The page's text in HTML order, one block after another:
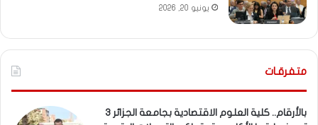
يونيو 20, 2026
متفرقـات
بالأرقام.. كلية العلوم الاقتصادية بجامعة الجزائر 3